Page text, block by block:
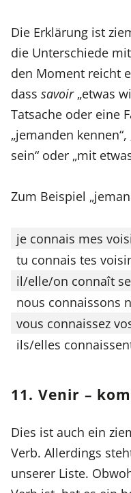
Die Erklärung ist
die Unterschiede
den Moment reicht
dass savoir„etwas
Tatsache oder eine
„jemanden
sein“ oder „mit
Zum Beispiel
je connais mes
tu connais tes
il/elle/on connaît
nous connaissons
vous connaissez
ils/elles
11. Venir –
Dies ist auch ein
Verb. Allerdings
unserer Liste.